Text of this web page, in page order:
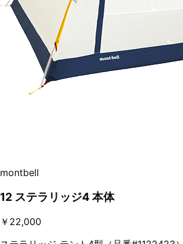
montbell
12 ステラリッジ4 本体
￥22,000